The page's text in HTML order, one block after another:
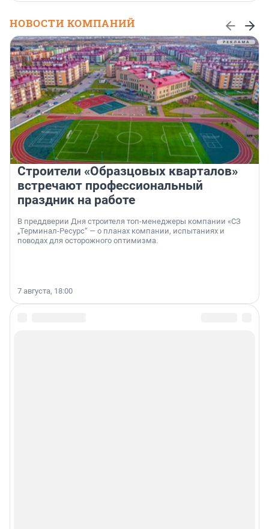
НОВОСТИ КОМПАНИЙ
Строители «Образцовых кварталов»
встречают профессиональный
праздник на работе
В преддверии Дня строителя топ-менеджеры компании «СЗ
„Терминал-Ресурс“ — о планах компании, испытаниях и
поводах для осторожного оптимизма.
7 августа, 18:00